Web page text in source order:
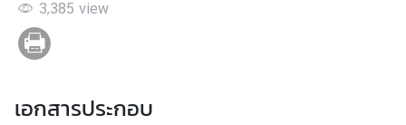
H
o
m
ส
3,385 view
เอกสารประกอบ